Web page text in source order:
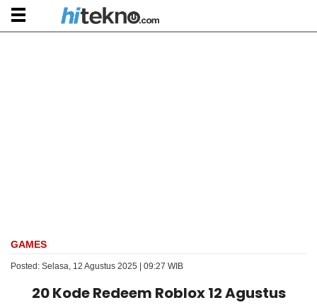
GAMES
Posted: Selasa, 12 Agustus 2025 | 09:27 WIB
20 Kode Redeem Roblox 12 Agustus